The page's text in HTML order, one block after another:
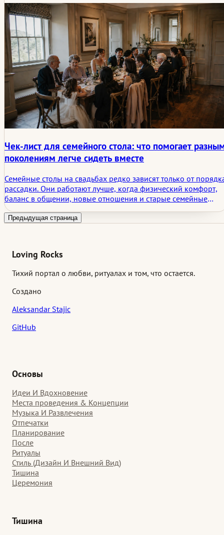
из числа членов семьи, световые окна, доступ, ограничения
церемонии и пространство, необходимое фотографам, чтобы
замечать реальные истории.
Чек-лист для семейного стола: что помогает
поколениям легче сидеть вместе
Семейные столы на свадьбах редко зависят только от
рассадки. Они работают лучше, когда физический комфорт,
баланс в общении, новые отношения и старые семейные
истории учитываются еще до начала ужина.
Предыдущая страница
Loving Rocks
Тихий портал о любви, ритуалах и том, что остается.
Создано
Aleksandar Stajic
GitHub
Основы
Идеи И Вдохновение
Места проведения & Концепции
Музыка И Развлечения
Отпечатки
Планирование
После
Ритуалы
Стиль (Дизайн И Внешний Вид)
Тишина
Церемония
Тишина